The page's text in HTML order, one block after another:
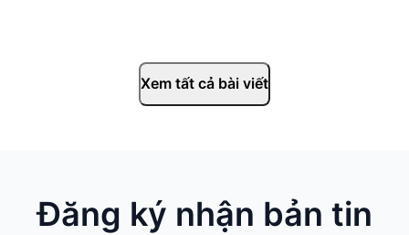
Xem tất cả bài viết
Đăng ký nhận bản tin